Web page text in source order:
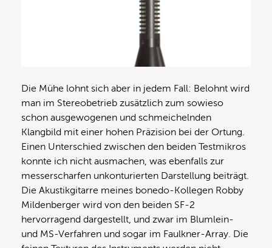
Die Mühe lohnt sich aber in jedem Fall: Belohnt wird
man im Stereobetrieb zusätzlich zum sowieso
schon ausgewogenen und schmeichelnden
Klangbild mit einer hohen Präzision bei der Ortung.
Einen Unterschied zwischen den beiden Testmikros
konnte ich nicht ausmachen, was ebenfalls zur
messerscharfen unkonturierten Darstellung beiträgt.
Die Akustikgitarre meines bonedo-Kollegen Robby
Mildenberger wird von den beiden SF-2
hervorragend dargestellt, und zwar im Blumlein-
und MS-Verfahren und sogar im Faulkner-Array. Die